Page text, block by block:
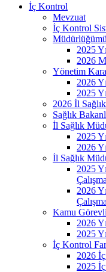
İç Kontrol
Mevzuat
İç Kontrol
2025
2026
Yönetim
2026
2025
2026 İl
Sağlık
İl Sağlık
2025
2026
İl Sağlık
2025
2026
Kamu
2026
2025
İç Kontrol
2026
2025